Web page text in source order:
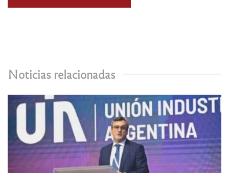
Noticias relacionadas